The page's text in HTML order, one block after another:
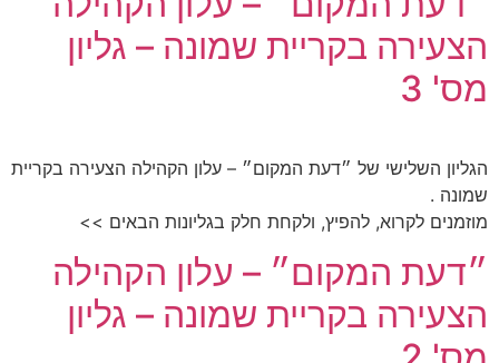
הצעירה בקריית שמונה – גליון
מס' 3
הגליון השלישי של ״דעת המקום״ – עלון הקהילה הצעירה בקריית
שמונה .
מוזמנים לקרוא, להפיץ, ולקחת חלק בגליונות הבאים >>
״דעת המקום״ – עלון הקהילה
הצעירה בקריית שמונה – גליון